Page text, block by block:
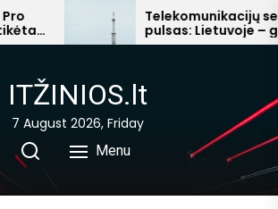
Telekomunikacijų
pulsas: Lietuvoje –
mokesčių, Afrikoje –
ITŽINIOS.lt
7 August 2026, Friday
Menu